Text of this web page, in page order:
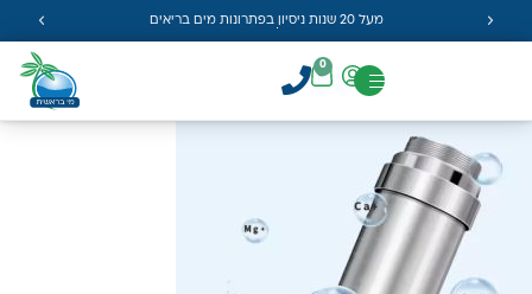
מעל 20 שנות ניסיון בפתרונות מים בריאים
0